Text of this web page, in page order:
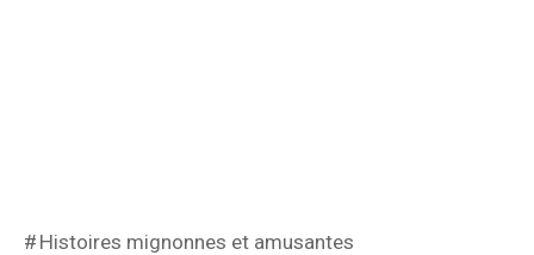
Histoires mignonnes et amusantes